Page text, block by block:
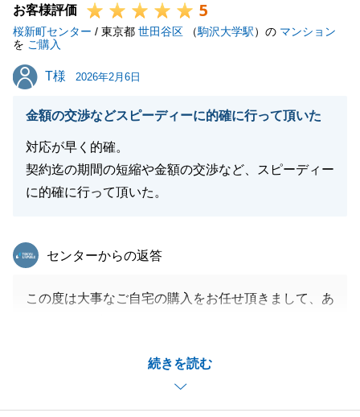
何卒よろしくお願いいたします。
お客様評価 5
桜新町センター / 東京都 世田谷区 （駒沢大学駅）の マンション
を ご購入
T様
T様 2026年2月6日
金額の交渉などスピーディーに的確に行って頂いた
対応が早く的確。
契約迄の期間の短縮や金額の交渉など、スピーディー
に的確に行って頂いた。
続きを読む
東急リバブル
センターからの返答
この度は大事なご自宅の購入をお任せ頂きまして、あ
引続き、お住まいに関すお悩み等ございましたら、お
気軽にご相談頂ければと思います。
今後とも、どうぞ宜しくお願い申し上げます。